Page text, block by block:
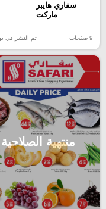
سفاري هايبر
ماركت
9 صفحات تم النشر في
منتهية الصلاحية